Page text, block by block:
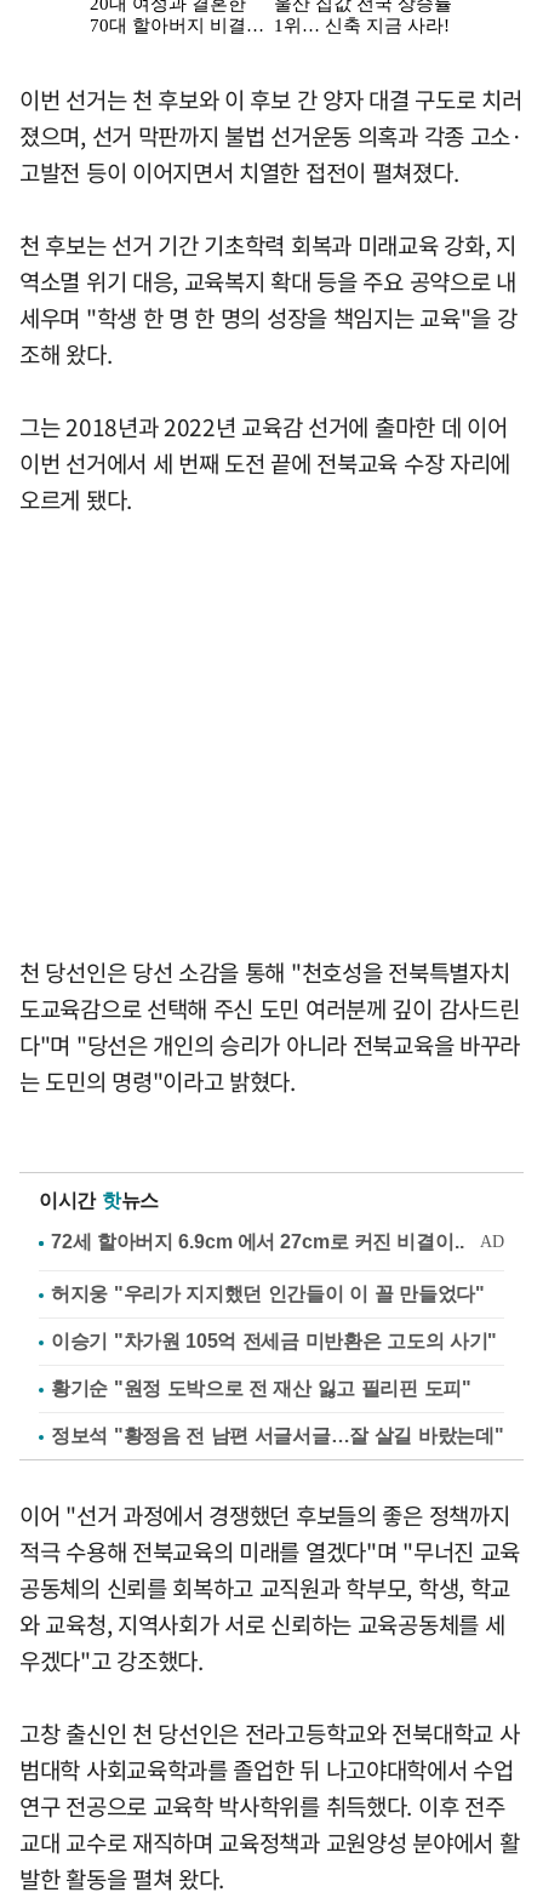
이번 선거는 천 후보와 이 후보 간 양자 대결 구도로 치러
졌으며, 선거 막판까지 불법 선거운동 의혹과 각종 고소·
고발전 등이 이어지면서 치열한 접전이 펼쳐졌다.
천 후보는 선거 기간 기초학력 회복과 미래교육 강화, 지
역소멸 위기 대응, 교육복지 확대 등을 주요 공약으로 내
세우며 "학생 한 명 한 명의 성장을 책임지는 교육"을 강
조해 왔다.
그는 2018년과 2022년 교육감 선거에 출마한 데 이어
이번 선거에서 세 번째 도전 끝에 전북교육 수장 자리에
오르게 됐다.
천 당선인은 당선 소감을 통해 "천호성을 전북특별자치
도교육감으로 선택해 주신 도민 여러분께 깊이 감사드린
다"며 "당선은 개인의 승리가 아니라 전북교육을 바꾸라
는 도민의 명령"이라고 밝혔다.
이시간 핫뉴스
허지웅 "우리가 지지했던 인간들이 이 꼴 만들었다"
이승기 "차가원 105억 전세금 미반환은 고도의 사기"
황기순 "원정 도박으로 전 재산 잃고 필리핀 도피"
정보석 "황정음 전 남편 서글서글…잘 살길 바랐는데"
이어 "선거 과정에서 경쟁했던 후보들의 좋은 정책까지
적극 수용해 전북교육의 미래를 열겠다"며 "무너진 교육
공동체의 신뢰를 회복하고 교직원과 학부모, 학생, 학교
와 교육청, 지역사회가 서로 신뢰하는 교육공동체를 세
우겠다"고 강조했다.
고창 출신인 천 당선인은 전라고등학교와 전북대학교 사
범대학 사회교육학과를 졸업한 뒤 나고야대학에서 수업
연구 전공으로 교육학 박사학위를 취득했다. 이후 전주
교대 교수로 재직하며 교육정책과 교원양성 분야에서 활
발한 활동을 펼쳐 왔다.